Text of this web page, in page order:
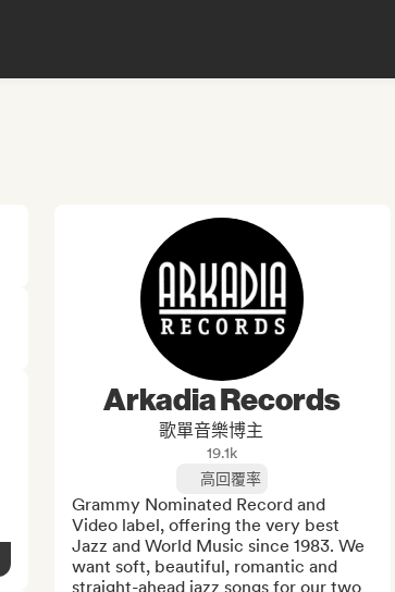
Arkadia Records
歌單音樂博主
19.1k
高回覆率
Grammy Nominated Record and
Video label, offering the very best
Jazz and World Music since 1983. We
want soft, beautiful, romantic and
straight-ahead jazz songs for our two